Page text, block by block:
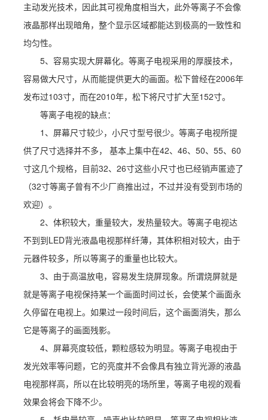
主动发光技术，因此其可视角度相当大，此外等离子不会像
液晶那样出现暗角，整个显示区域都能达到极高的一致性和
均匀性。
5、容易实现大屏幕化。等离子电视采用的厚膜技术，
容易做大尺寸，从而能提供更大的画面。松下曾经在2006年
发布过103寸，而在2010年，松下将尺寸扩大至152寸。
等离子电视的缺点：
1、屏幕尺寸较少，小尺寸型号很少。等离子电视所提
供了尺寸选择并不多， 基本上集中在42、46、50、55、60
寸这几个规格，目前32、26寸这些小尺寸也已经销声匿迹了
（32寸等离子曾有不少厂商推出过，不过并没有受到市场的
欢迎）。
2、体积较大，重量较大，发热量较大。等离子电视达
不到到LED背光液晶电视那样纤薄，其体积相对较大，由于
元器件较多，所以等离子的重量也比较大。
3、由于高温放电，容易发生烧屏现象。所谓烧屏就是
就是等离子电视保持某一个画面时间过长，会使某个画面永
久停留在电视上。如果过一段时间后，这个画面消失，那么
它是等离子的画面残影。
4、屏幕亮度较低，颗粒感较为明显。等离子电视由于
发光效率等问题，它的亮度并不会像具有独立背光源的液晶
电视那样高，所以在比较明亮的场所里，等离子电视的观看
效果会将会下降不少。